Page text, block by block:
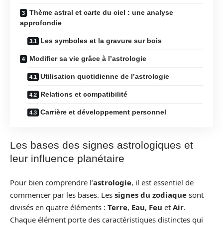
Thème astral et carte du ciel : une analyse
approfondie
Les symboles et la gravure sur bois
Modifier sa vie grâce à l’astrologie
Utilisation quotidienne de l’astrologie
Relations et compatibilité
Carrière et développement personnel
Les bases des signes astrologiques et
leur influence planétaire
Pour bien comprendre l’astrologie, il est essentiel de
commencer par les bases. Les signes du zodiaque sont
divisés en quatre éléments : Terre, Eau, Feu et Air.
Chaque élément porte des caractéristiques distinctes qui